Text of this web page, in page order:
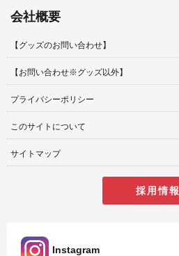
会社概要
【グッズのお問い合わせ】
【お問い合わせ※グッズ以外】
プライバシーポリシー
このサイトについて
サイトマップ
採用情報
Instagram